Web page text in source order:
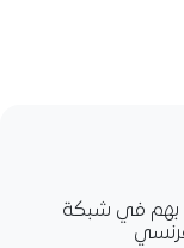
بهم في شبكة